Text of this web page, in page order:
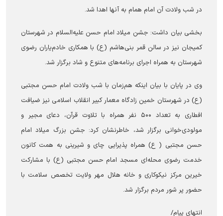
در شب ولادت آن امام همام به آنها اهدا شد.
بخشی بیان داشت: جشن میلاد امام حسن علیه‌السلام در شهرستان
کمیجان نیز در سالن قمر بنی‌هاشم (ع) با همکاری خادم‌یاران رضوی
شهرستان به همراه اجرای برنامه‌های متنوع و شاد برگزار شد.
وی در پایان با بیان اینکه هم‌زمان با شب ولادت امام حسن مجتبی
(ع) در شهرستان خمین زادگاه معمار کبیر انقلاب اسلامی نیز ضیافت
افطاری به تعداد ۵۰۰ نفر همراه با تلاوت قرآن، دعای مجیر و
مولودی‌خوانی برگزار شد، خاطرنشان کرد: جشن بزرگ میلاد امام
حسن مجتبی ( ع) همراه پذیرایی چای و شیرینی به همت کانون
خدمت رضوی محله‌ای مسجد امام حسن مجتبی (ع) با مشارکت
خیرین مرکز نیکوکاری و خانه هلال مهر ولایت تخصص سلامت با
حضور پر شور مردم برگزار شد.
انتهای پیام/